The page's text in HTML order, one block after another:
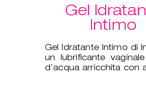
Gel
Intimo
Gel Idratante Intimo di
un lubrificante
d’acqua arricchita con